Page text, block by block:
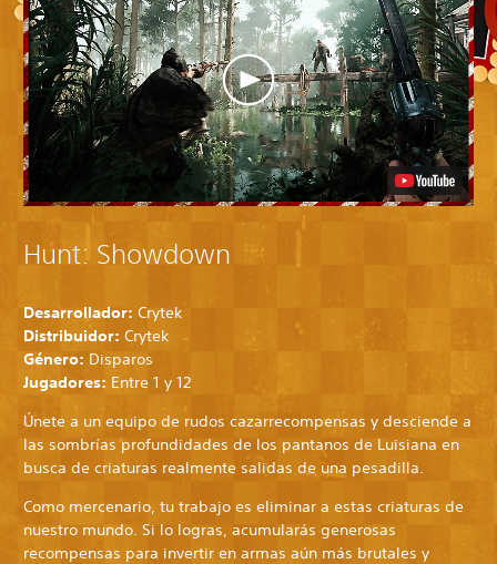
Hunt: Showdown
Desarrollador: Crytek
Distribuidor: Crytek
Género: Disparos
Jugadores: Entre 1 y 12
Únete a un equipo de rudos cazarrecompensas y desciende a
las sombrías profundidades de los pantanos de Luisiana en
busca de criaturas realmente salidas de una pesadilla.
Como mercenario, tu trabajo es eliminar a estas criaturas de
nuestro mundo. Si lo logras, acumularás generosas
recompensas para invertir en armas aún más brutales y